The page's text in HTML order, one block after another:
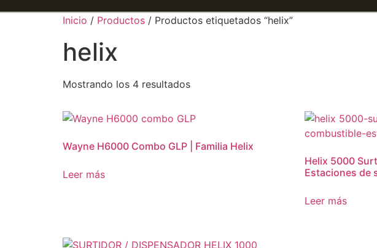
Inicio / Productos / Productos etiquetados “helix”
helix
Mostrando los 4 resultados
Wayne H6000 Combo GLP | Familia Helix
Leer más
Helix 5000
Estaciones de
Leer más